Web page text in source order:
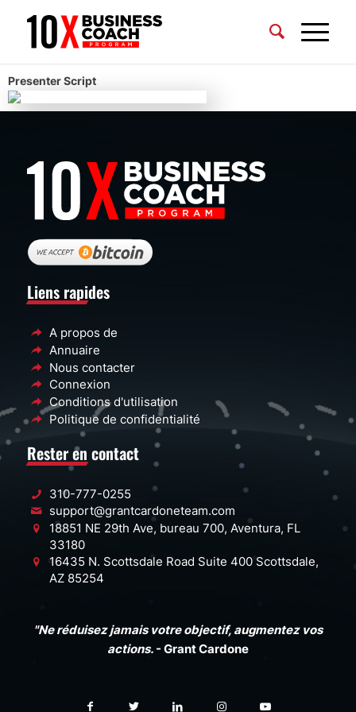
Presenter Script
Liens rapides
A propos de
Annuaire
Nous contacter
Connexion
Conditions d'utilisation
Politique de confidentialité
Rester en contact
310-777-0255
support@grantcardoneteam.com
18851 NE 29th Ave, bureau 700, Aventura, FL
33180
16435 N. Scottsdale Road Suite 400 Scottsdale,
AZ 85254
"Ne réduisez jamais votre objectif, augmentez vos
actions.- Grant Cardone